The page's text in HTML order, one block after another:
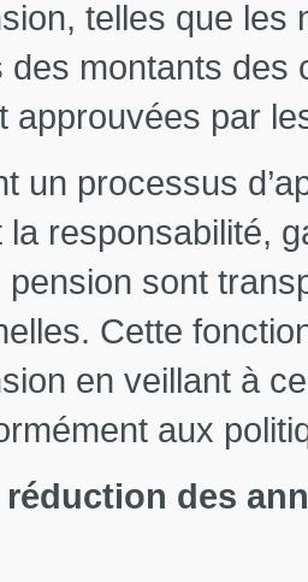
telles que les
des montants
approuvées par
un processus
la responsabilité,
pension sont
Cette
en veillant à
aux
des